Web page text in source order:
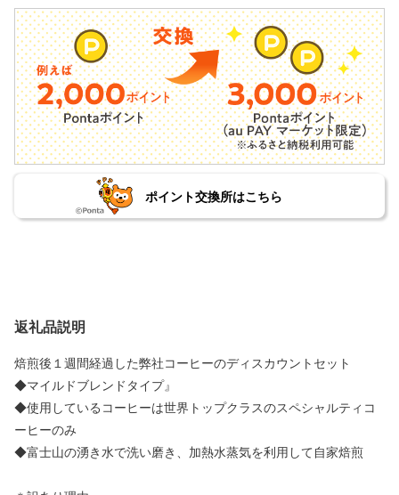
ポイント交換所はこちら
返礼品説明
焙煎後１週間経過した弊社コーヒーのディスカウントセット
◆マイルドブレンドタイプ』
◆使用しているコーヒーは世界トップクラスのスペシャルティコ
ーヒーのみ
◆富士山の湧き水で洗い磨き、加熱水蒸気を利用して自家焙煎